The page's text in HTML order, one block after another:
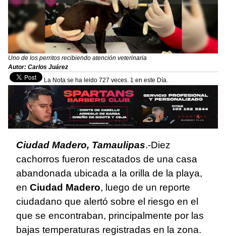
Uno de los perritos recibiendo atención veterinaria
Autor: Carlos Juárez
La Nota se ha leido 727 veces. 1 en este Día.
Ciudad Madero, Tamaulipas.-Diez
cachorros fueron rescatados de una casa
abandonada ubicada a la orilla de la playa,
en Ciudad Madero, luego de un reporte
ciudadano que alertó sobre el riesgo en el
que se encontraban, principalmente por las
bajas temperaturas registradas en la zona.